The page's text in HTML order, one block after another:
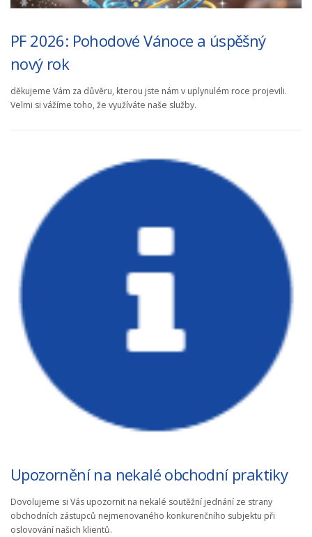
y
PF 2026: Pohodové Vánoce a úspěšný
nový rok
děkujeme Vám za důvěru, kterou jste nám v uplynulém roce projevili.
Velmi si vážíme toho, že využíváte naše služby.
Upozornění na nekalé obchodní praktiky
Dovolujeme si Vás upozornit na nekalé soutěžní jednání ze strany
obchodních zástupců nejmenovaného konkurenčního subjektu při
oslovování našich klientů.